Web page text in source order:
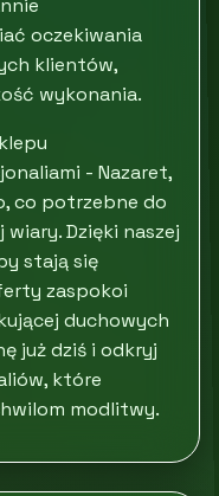
oczekiwania
klientów,
wykonania.
- Nazaret,
co potrzebne do
Dzięki naszej
stają się
zaspokoi
duchowych
już dziś i odkryj
które
modlitwy.